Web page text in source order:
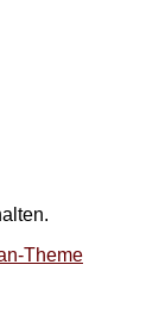
Theme